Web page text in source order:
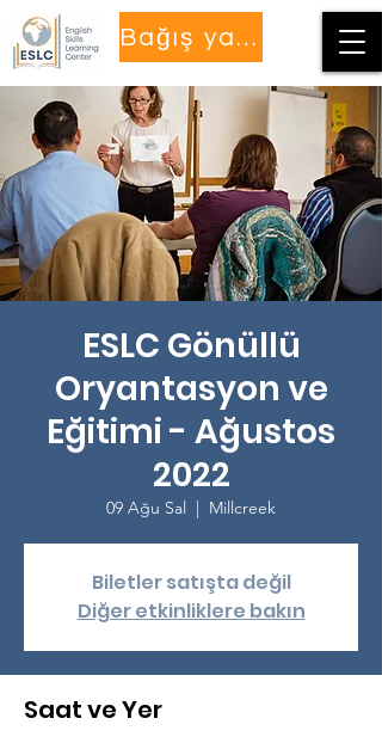
Bağış yapmak
ESLC Gönüllü
Oryantasyon ve
Eğitimi - Ağustos
2022
09 Ağu Sal
  |
Millcreek
Biletler satışta değil
Diğer etkinliklere bakın
Saat ve Yer